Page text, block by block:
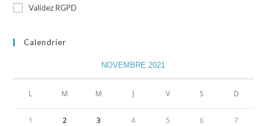
Validez RGPD
Calendrier
NOVEMBRE 2021
L M M J V S D
1 2 3 4 5 6 7